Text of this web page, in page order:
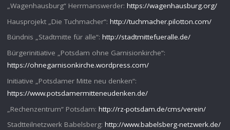
„Wagenhausburg“ Herrmanswerder: https://wagenhausburg.org/
Hausprojekt „Die Tuchmacher“: http://tuchmacher.pilotton.com/
Bündnis „Stadtmitte für alle“: http://stadtmittefueralle.de/
Bürgerinitiative „Potsdam ohne Garnisionkirche“:
https://ohnegarnisonkirche.wordpress.com/
Initiative „Potsdamer Mitte neu denken“:
https://www.potsdamermitteneudenken.de/
„Rechenzentrum“ Potsdam: http://rz-potsdam.de/cms/verein/
Stadtteilnetzwerk Babelsberg: http://www.babelsberg-netzwerk.de/